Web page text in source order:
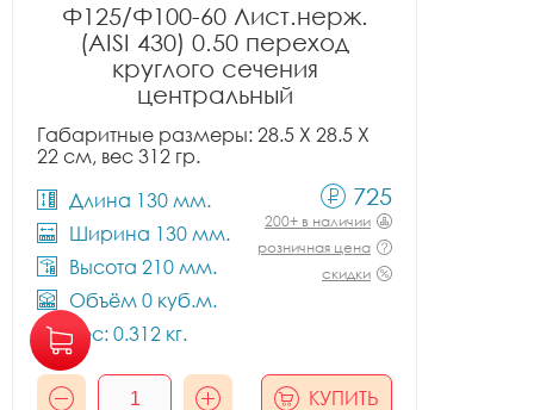
Ф125/Ф100-60 Лист.нерж.
(AISI 430) 0.50 переход
круглого сечения
центральный
Габаритные размеры: 28.5 X 28.5 X
22 см, вес 312 гр.
Длина 130 мм.
Ширина 130 мм.
Высота 210 мм.
Объём 0 куб.м.
Вес: 0.312 кг.
725
200+ в наличии
розничная цена
скидки
КУПИТЬ